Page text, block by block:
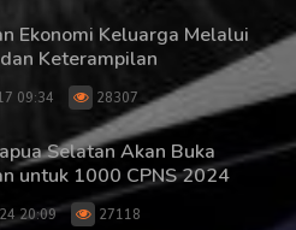
Ekonomi Keluarga Melalui
Keterampilan
09:34 28307
Selatan Akan Buka
untuk 1000 CPNS 2024
20:09 27118